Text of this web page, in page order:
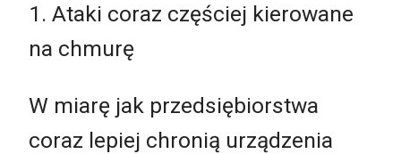
1. Ataki coraz częściej kierowane
na chmurę
W miarę jak przedsiębiorstwa
coraz lepiej chronią urządzenia